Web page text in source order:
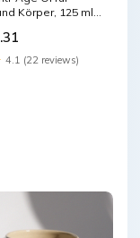
Körper, 125 ml
4.1 (22 reviews)